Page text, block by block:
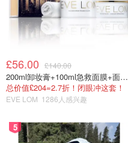
£56.00 £140.00
200ml卸妆膏+100ml急救面膜+面霜+洁颜布
总价值£204=2.7折！闭眼冲这套！
EVE LOM 1286人感兴趣
5